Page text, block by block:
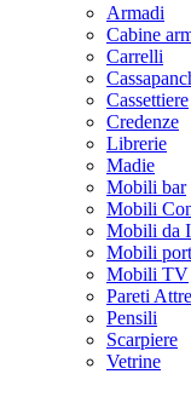
Armadi
Cabine
Carrelli
Cassettiere
Credenze
Librerie
Madie
Mobili bar
Mobili
Mobili da
Mobili
Mobili TV
Pareti
Pensili
Scarpiere
Vetrine